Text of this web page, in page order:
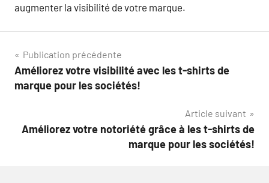
augmenter la visibilité de votre marque.
Navigation
de
Publication précédente
Améliorez votre visibilité avec les t-shirts de
marque pour les sociétés!
Article suivant
Améliorez votre notoriété grâce à les t-shirts de
marque pour les sociétés!